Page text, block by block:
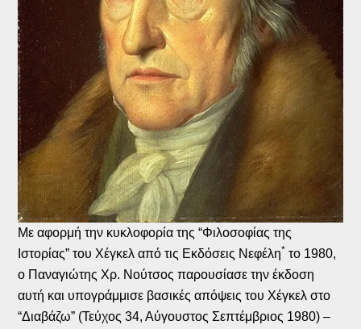
Με αφορμή την κυκλοφορία της “Φιλοσοφίας της
Ιστορίας” του Χέγκελ από τις Εκδόσεις Νεφέλη* το 1980,
ο Παναγιώτης Χρ. Νούτσος παρουσίασε την έκδοση
αυτή και υπογράμμισε βασικές απόψεις του Χέγκελ στο
“Διαβάζω” (Τεύχος 34, Αύγουστος Σεπτέμβριος 1980) –